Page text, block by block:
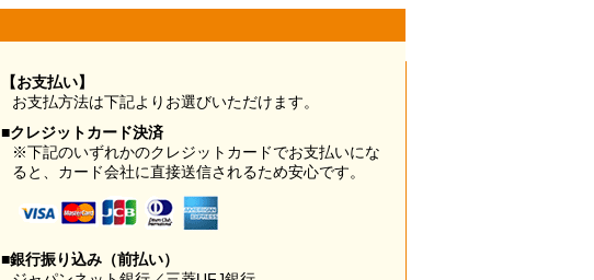
【お支払い】
お支払方法は下記よりお選びいただけます。
■クレジットカード決済
※下記のいずれかのクレジットカードでお支払いにな
ると、カード会社に直接送信されるため安心です。
■銀行振り込み（前払い）